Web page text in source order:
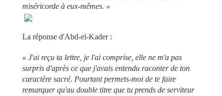
miséricorde à eux-mêmes. »
La réponse d'Abd-el-Kader :
« J'ai reçu ta lettre, je l'ai comprise, elle ne m'a pas
surpris d'après ce que j'avais entendu raconter de ton
caractère sacré. Pourtant permets-moi de te faire
remarquer qu'au double titre que tu prends de serviteur